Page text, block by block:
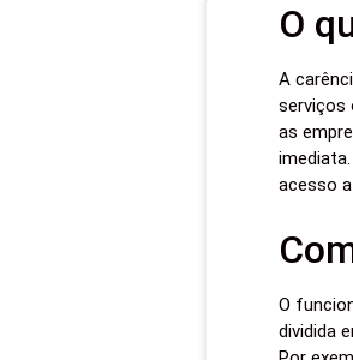
O
A
serviços
as
acesso
O
dividida